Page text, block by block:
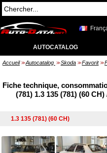
AUTOCATALOG
Accueil >> Autocatalog >> Skoda >> Favorit >>
Fiche technique,
(781) 1.3 135 (781) (60